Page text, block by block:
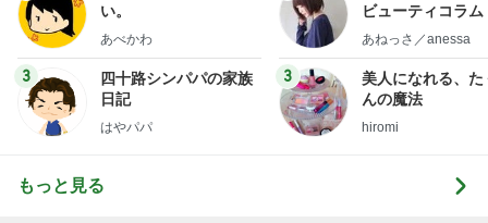
い。
あべかわ
3
四十路シンパパの家族
日記
はやパパ
ビューティコラ
little
あねっさ／anessa
3
美人になれる、た
んの魔法
hiromi
もっと見る